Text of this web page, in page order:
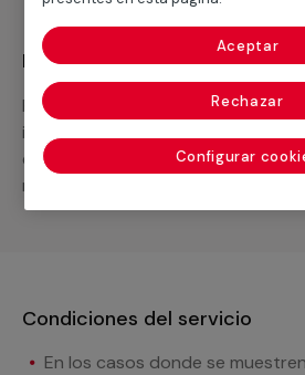
Recuerda que en MULTIMAP
Podemos ofrecer cualquier servicio
incluyendo todo lo que necesites:
equipamientos,
necesitas cuando te llamemos.
Condiciones del servicio
En los casos donde se
Configurar
Rechazar
Aceptar